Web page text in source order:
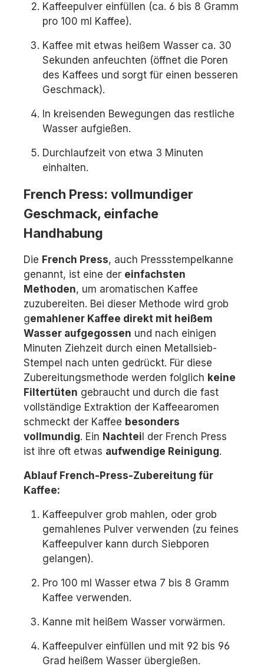
Kaffeepulver einfüllen (ca. 6 bis 8 Gramm
pro 100 ml Kaffee).
Kaffee mit etwas heißem Wasser ca. 30
Sekunden anfeuchten (öffnet die Poren
des Kaffees und sorgt für einen besseren
Geschmack).
In kreisenden Bewegungen das restliche
Wasser aufgießen.
Durchlaufzeit von etwa 3 Minuten
einhalten.
French Press: vollmundiger
Geschmack, einfache
Handhabung
Die French Press, auch Pressstempelkanne
genannt, ist eine der einfachsten
Methoden, um aromatischen Kaffee
zuzubereiten. Bei dieser Methode wird grob
gemahlener Kaffee direkt mit heißem
Wasser aufgegossen und nach einigen
Minuten Ziehzeit durch einen Metallsieb-
Stempel nach unten gedrückt. Für diese
Zubereitungsmethode werden folglich keine
Filtertüten gebraucht und durch die fast
vollständige Extraktion der Kaffeearomen
schmeckt der Kaffee besonders
vollmundig. Ein Nachtei l der French Press
ist ihre oft etwas aufwendige Reinigung.
Ablauf French-Press-Zubereitung für
Kaffee:
Kaffeepulver grob mahlen, oder grob
gemahlenes Pulver verwenden (zu feines
Kaffeepulver kann durch Siebporen
gelangen).
Pro 100 ml Wasser etwa 7 bis 8 Gramm
Kaffee verwenden.
Kanne mit heißem Wasser vorwärmen.
Kaffeepulver einfüllen und mit 92 bis 96
Grad heißem Wasser übergießen.